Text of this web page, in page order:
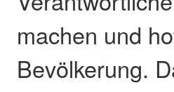
machen und
Bevölkerung.